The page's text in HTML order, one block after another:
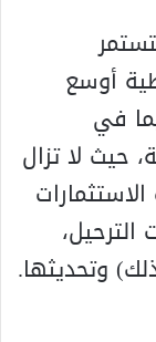
أوسع
في
حيث لا تزال
وتحديثها.